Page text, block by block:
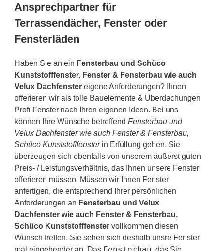
Ansprechpartner für
Terrassendächer, Fenster oder
Fensterläden
Haben Sie an ein Fensterbau und Schüco
Kunststofffenster, Fenster & Fensterbau wie auch
Velux Dachfenster eigene Anforderungen? Ihnen
offerieren wir als tolle Bauelemente & Überdachungen
Profi Fenster nach Ihren eigenen Ideen. Bei uns
können Ihre Wünsche betreffend Fensterbau und
Velux Dachfenster wie auch Fenster & Fensterbau,
Schüco Kunststofffensterin Erfüllung gehen. Sie
überzeugen sich ebenfalls von unserem äußerst guten
Preis- / Leistungsverhältnis, das Ihnen unsere Fenster
offerieren müssen. Müssen wir Ihnen Fenster
anfertigen, die entsprechend Ihrer persönlichen
Anforderungen an Fensterbau und Velux
Dachfenster wie auch Fenster & Fensterbau,
Schüco Kunststofffenster vollkommen diesen
Wunsch treffen. Sie sehen sich deshalb unsre Fenster
mal eingehender an. Das
, das Sie